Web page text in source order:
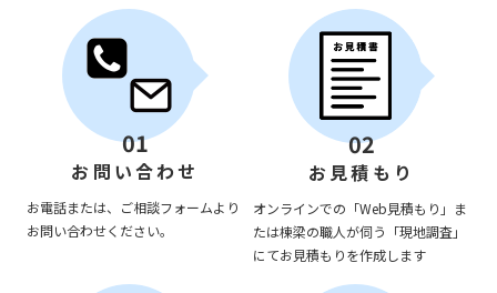
01
お問い合わせ
お電話または、ご相談フォームより
お問い合わせください。
02
お見積もり
オンラインでの「Web見積もり」ま
たは棟梁の職人が伺う「現地調査」
にてお見積もりを作成します